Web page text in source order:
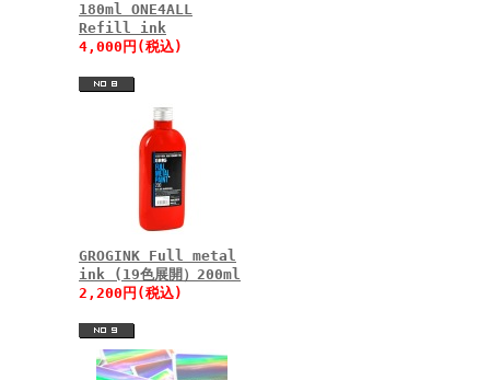
180ml ONE4ALL
Refill ink
4,000円(税込)
GROGINK Full metal
ink (19色展開）200ml
2,200円(税込)